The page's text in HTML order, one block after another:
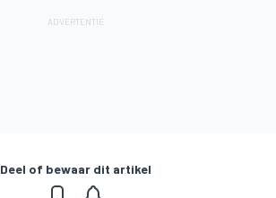
Deel of bewaar dit artikel